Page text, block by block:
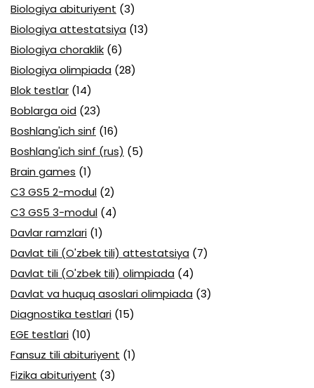
Biologiya abituriyent (3)
Biologiya attestatsiya (13)
Biologiya choraklik (6)
Biologiya olimpiada (28)
Blok testlar (14)
Boblarga oid (23)
Boshlang'ich sinf (16)
Boshlang'ich sinf (rus) (5)
Brain games (1)
C3 GS5 2-modul (2)
C3 GS5 3-modul (4)
Davlar ramzlari (1)
Davlat tili (O'zbek tili) attestatsiya (7)
Davlat tili (O'zbek tili) olimpiada (4)
Davlat va huquq asoslari olimpiada (3)
Diagnostika testlari (15)
EGE testlari (10)
Fansuz tili abituriyent (1)
Fizika abituriyent (3)